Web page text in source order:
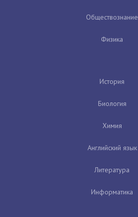
Обществознание
Физика
История
Биология
Химия
Английский язык
Литература
Информатика